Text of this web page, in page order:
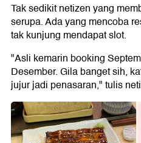
Tak sedikit netizen yang
serupa. Ada yang mencoba
tak kunjung mendapat slot.
"Asli kemarin booking
Desember. Gila banget sih,
jujur jadi penasaran," tulis